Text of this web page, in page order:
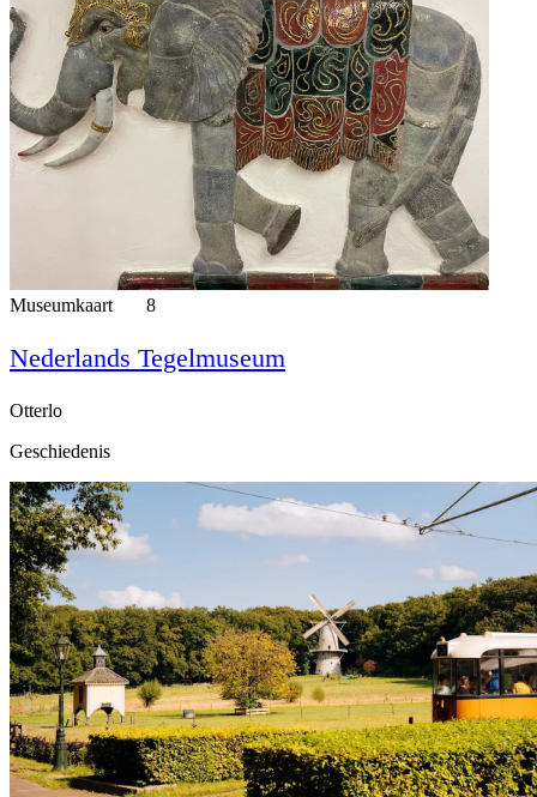
Museumkaart 8
Nederlands Tegelmuseum
Otterlo
Geschiedenis